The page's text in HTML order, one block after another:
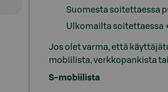
Suomesta soitettaessa
Ulkomailta soitettaessa
Jos olet varma, että
mobiilista, verkkopankista
S-mobiilista